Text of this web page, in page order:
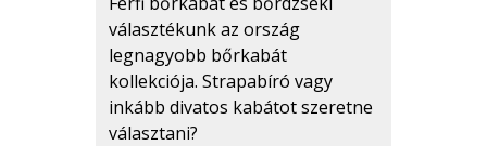
választékunk az ország
legnagyobb bőrkabát
kollekciója. Strapabíró vagy
inkább divatos kabátot szeretne
választani?